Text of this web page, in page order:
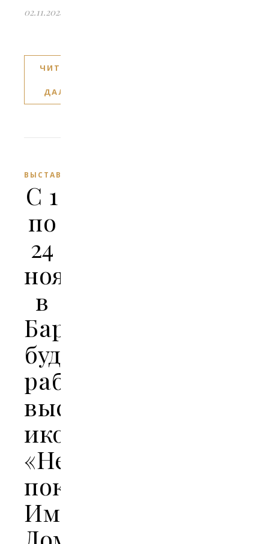
02.11.2024
ЧИТАТЬ
ДАЛЕЕ
ВЫСТАВКИ
С 1
по
24
ноября
в
Барнауле
будет
работать
выставка
икон
«Небесные
покровители
Императорского